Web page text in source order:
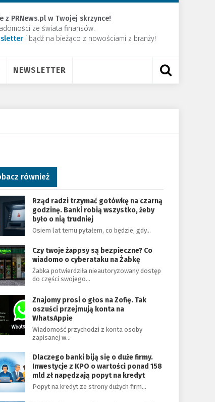
z PRNews.pl w Twojej skrzynce!
ze świata finansów.
​i bądź na bieżąco z nowościami z branży!
NEWSLETTER
również
Rząd radzi trzymać gotówkę na czarną
godzinę. Banki robią wszystko, żeby
było o nią trudniej
Osiem lat temu pytałem, co będzie, gdy…
Czy twoje żappsy są bezpieczne? Co
wiadomo o cyberataku na Żabkę
Żabka potwierdziła nieautoryzowany dostęp
do części swojego…
Znajomy prosi o głos na Zofię. Tak
oszuści przejmują konta na
WhatsAppie
Wiadomość przychodzi z konta osoby
zapisanej w…
Dlaczego banki biją się o duże firmy.
Inwestycje z KPO o wartości ponad 158
mld zł napędzają popyt na kredyt
Popyt na kredyt ze strony dużych firm…